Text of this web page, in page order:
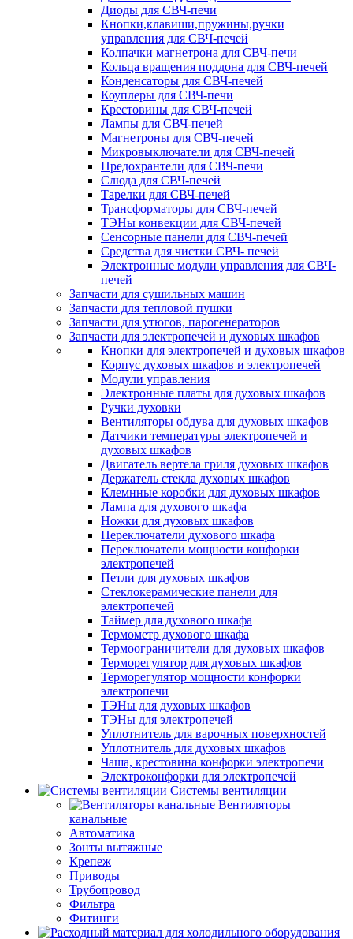
Диоды для СВЧ-печи
Кнопки,клавиши,пружины,ручки
управления для СВЧ-печей
Колпачки магнетрона для СВЧ-печи
Кольца вращения поддона для СВЧ-печей
Конденсаторы для СВЧ-печей
Коуплеры для СВЧ-печи
Крестовины для СВЧ-печей
Лампы для СВЧ-печей
Магнетроны для СВЧ-печей
Микровыключатели для СВЧ-печей
Предохрантели для СВЧ-печи
Слюда для СВЧ-печей
Тарелки для СВЧ-печей
Трансформаторы для СВЧ-печей
ТЭНы конвекции для СВЧ-печей
Сенсорные панели для СВЧ-печей
Средства для чистки СВЧ- печей
Электронные модули управления для СВЧ-
печей
Запчасти для сушильных машин
Запчасти для тепловой пушки
Запчасти для утюгов, парогенераторов
Запчасти для электропечей и духовых шкафов
Кнопки для электропечей и духовых шкафов
Корпус духовых шкафов и электропечей
Модули управления
Электронные платы для духовых шкафов
Ручки духовки
Вентиляторы обдува для духовых шкафов
Датчики температуры электропечей и
духовых шкафов
Двигатель вертела гриля духовых шкафов
Держатель стекла духовых шкафов
Клемнные коробки для духовых шкафов
Лампа для духового шкафа
Ножки для духовых шкафов
Переключатели духового шкафа
Переключатели мощности конфорки
электропечей
Петли для духовых шкафов
Стеклокерамические панели для
электропечей
Таймер для духового шкафа
Термометр духового шкафа
Термоограничители для духовых шкафов
Терморегулятор для духовых шкафов
Терморегулятор мощности конфорки
электропечи
ТЭНы для духовых шкафов
ТЭНы для электропечей
Уплотнитель для варочных поверхностей
Уплотнитель для духовых шкафов
Чаша, крестовина конфорки электропечи
Электроконфорки для электропечей
Системы вентиляции
Вентиляторы
канальные
Автоматика
Зонты вытяжные
Крепеж
Приводы
Трубопровод
Фильтра
Фитинги